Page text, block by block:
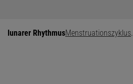
lunarer RhythmusMenstruationszyklus.